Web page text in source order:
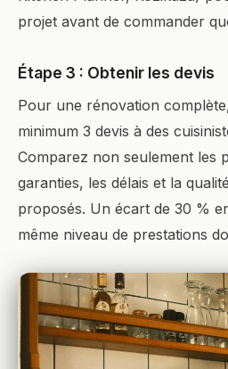
projet avant de commander
Étape 3 : Obtenir les devis
Pour une rénovation
minimum 3 devis à des
Comparez non seulement les
garanties, les délais et la
proposés. Un écart de 30 %
même niveau de prestations